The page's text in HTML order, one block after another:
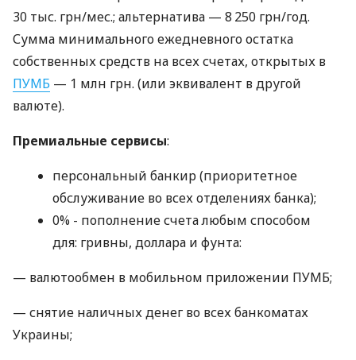
30 тыс. грн/мес.; альтернатива — 8 250 грн/год.
Сумма минимального ежедневного остатка
собственных средств на всех счетах, открытых в
ПУМБ — 1 млн грн. (или эквивалент в другой
валюте).
Премиальные сервисы:
персональный банкир (приоритетное
обслуживание во всех отделениях банка);
0% - пополнение счета любым способом
для: гривны, доллара и фунта:
— валютообмен в мобильном приложении ПУМБ;
— снятие наличных денег во всех банкоматах
Украины;